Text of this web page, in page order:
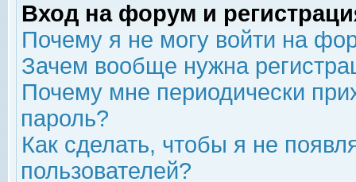
Вход на форум и
Почему я не могу войти на
Зачем вообще нужна
Почему мне периодически
пароль?
Как сделать, чтобы я не
пользователей?